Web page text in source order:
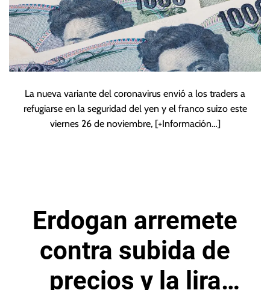
La nueva variante del coronavirus envió a los traders a
refugiarse en la seguridad del yen y el franco suizo este
viernes 26 de noviembre, [+Información…]
Erdogan arremete
contra subida de
precios y la lira